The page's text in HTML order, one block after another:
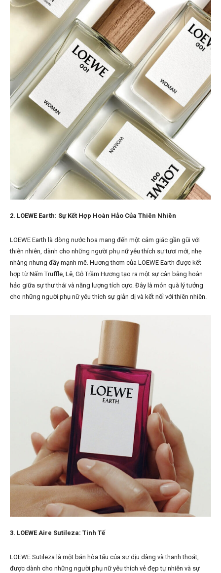
2. LOEWE Earth: Sự Kết Hợp Hoàn Hảo Của Thiên Nhiên
LOEWE Earth là dòng nước hoa mang đến một cảm giác gần gũi với
thiên nhiên, dành cho những người phụ nữ yêu thích sự tươi mới, nhẹ
nhàng nhưng đầy mạnh mẽ. Hương thơm của LOEWE Earth được kết
hợp từ Nấm Truffle, Lê, Gỗ Trầm Hương tạo ra một sự cân bằng hoàn
hảo giữa sự thư thái và năng lượng tích cực. Đây là món quà lý tưởng
cho những người phụ nữ yêu thích sự giản dị và kết nối với thiên nhiên.
3. LOEWE Aire Sutileza: Tinh Tế
LOEWE Sutileza là một bản hòa tấu của sự dịu dàng và thanh thoát,
được dành cho những người phụ nữ yêu thích vẻ đẹp tự nhiên và sự